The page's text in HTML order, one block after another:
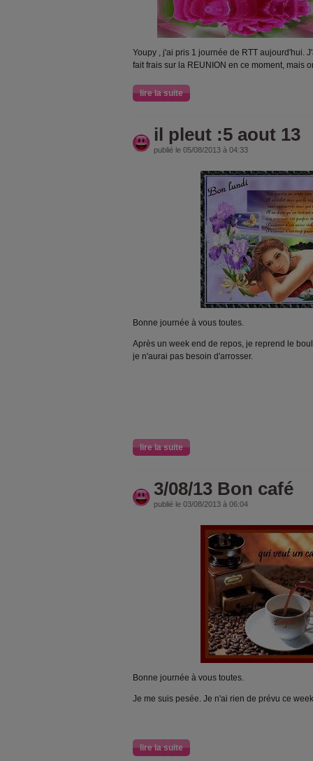
Youpy , j'ai pris 1 journée de RTT aujourd'hui.
fait frais sur la REUNION en ce moment, mais
lire la suite
il pleut :5 aout 13
publié le 05/08/2013 à 04:33
Bonne journée à vous toutes.
Après un week end de repos, je reprend le
je n'aurai pas besoin d'arrosser.
lire la suite
3/08/13 Bon café
publié le 03/08/2013 à 06:04
Bonne journée à vous toutes.
Je me suis pesée. Je n'ai rien de prévu ce
lire la suite